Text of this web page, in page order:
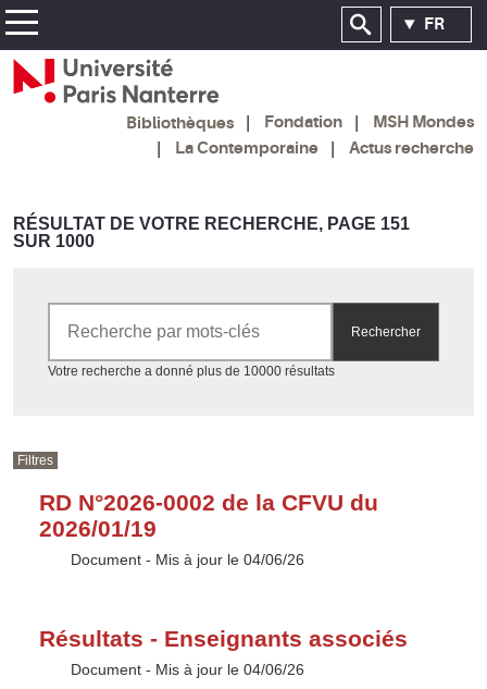
FR
Bibliothèques Fondation
MSH Mondes
La Contemporaine
Actus recherche
RÉSULTAT DE VOTRE RECHERCHE, PAGE 151
SUR 1000
Rechercher
Votre recherche a donné plus de 10000 résultatsAccéder aux résultats
Filtres
RD N°2026-0002 de la CFVU du
2026/01/19
Type :
Document - Mis à jour le 04/06/26
Résultats - Enseignants associés
Type :
Document - Mis à jour le 04/06/26